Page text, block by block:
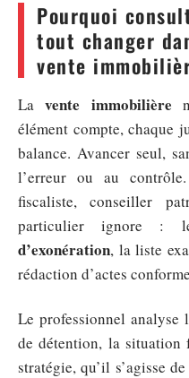
Pourquoi
tout changer
vente
Lavente immobilière
élément compte, chaque
balance. Avancer seul,
l’erreur ou au
fiscaliste, conseiller
particulier ignore :
d’exonération, la liste
rédaction d’actes
Le professionnel analyse
de détention, la
stratégie, qu’il s’agisse